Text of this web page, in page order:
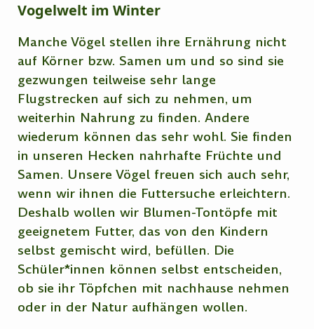
Vogelwelt im Winter
Manche Vögel stellen ihre Ernährung nicht
auf Körner bzw. Samen um und so sind sie
gezwungen teilweise sehr lange
Flugstrecken auf sich zu nehmen, um
weiterhin Nahrung zu finden. Andere
wiederum können das sehr wohl. Sie finden
in unseren Hecken nahrhafte Früchte und
Samen. Unsere Vögel freuen sich auch sehr,
wenn wir ihnen die Futtersuche erleichtern.
Deshalb wollen wir Blumen-Tontöpfe mit
geeignetem Futter, das von den Kindern
selbst gemischt wird, befüllen. Die
Schüler*innen können selbst entscheiden,
ob sie ihr Töpfchen mit nachhause nehmen
oder in der Natur aufhängen wollen.